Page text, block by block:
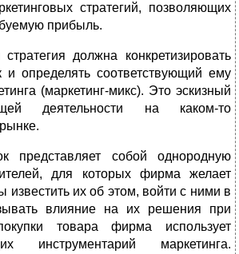
стратегий, позволяющих
прибыль.
стратегия должна конкретизировать
и определять соответствующий ему
(маркетинг-микс). Это эскизный
деятельности на каком-то
представляет собой однородную
для которых фирма желает
известить их об этом, войти с ними в
влияние на их решения при
товара фирма использует
инструментарий маркетинга.